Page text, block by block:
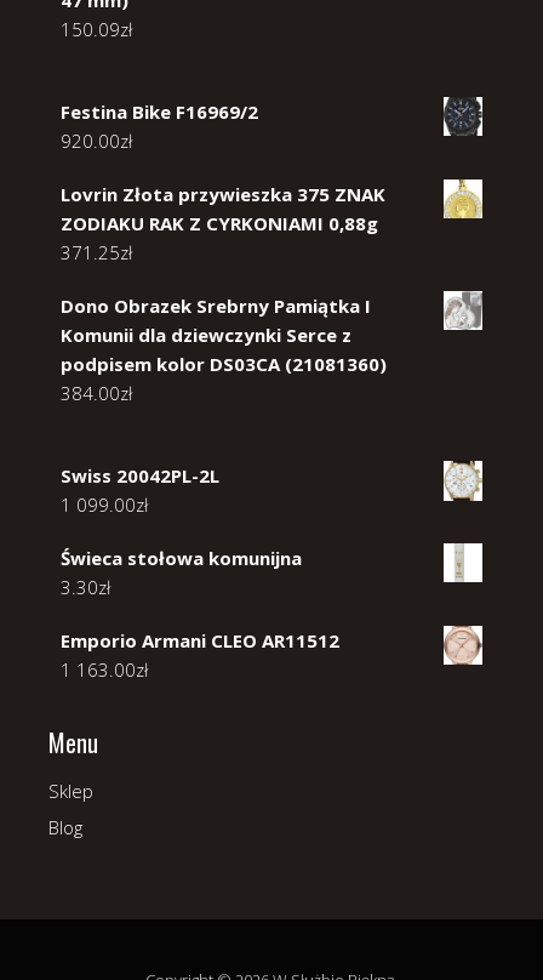
150.09zł
Festina Bike F16969/2
920.00zł
Lovrin Złota przywieszka 375 ZNAK
ZODIAKU RAK Z CYRKONIAMI 0,88g
371.25zł
Dono Obrazek Srebrny Pamiątka I
Komunii dla dziewczynki Serce z
podpisem kolor DS03CA (21081360)
384.00zł
Swiss 20042PL-2L
1 099.00zł
Świeca stołowa komunijna
3.30zł
Emporio Armani CLEO AR11512
1 163.00zł
Menu
Sklep
Blog